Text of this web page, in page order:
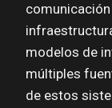
modelos de
múltiples
de estos